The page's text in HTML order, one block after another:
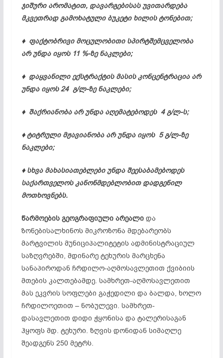
ჯიშური არომატით, დავარგებისას უვითარდება
მკვეთრად გამოხატული ბუკეტი ხილის ტონებით;
♦ ფაქტობრივი მოცულობითი სპირტშემცველობა
არ უნდა იყოს 11 %-ზე ნაკლები;
♦ დაყვანილი ექსტრაქტის მასის კონცენტრაცია არ
უნდა იყოს 24 გ/ლ-ზე ნაკლები;
♦ შაქრიანობა არ უნდა აღემატებოდეს 4 გ/ლ-ს;
♦ ტიტრული მჟავიანობა არ უნდა იყოს 5 გ/ლ-ზე
ნაკლები;
♦ სხვა მახასიათებლები უნდა შეესაბამებოდეს
საქართველოს კანონმდებლობით დად­გე­ნილ
მოთხოვნებს.
წარმოების გეოგრაფიული არეალიდა
ზონებისალხინოს მიკროზონა მდებარეობს
მარტვილის მუნიციპალიტეტის ადმინისტრაციულ
საზღვრებში, მდინარე ტეხურის მარცხენა
სანაპიროდან ჩრდილო-აღმოსავლეთით ქვიბიის
მთების კალთებამდე. სამხრეთ-აღმოსავლეთით
მას ეკვრის სოფლები გაჭედილი და ბალდა, ხოლო
ჩრდილო­ე­თით – ნობულევი. სამხრეთ-
დასავლეთით დიდი ჭყონისა და ტალერისაგან
ჰყოფს მდ. ტეხური. ზღვის დონიდან სიმაღლე
შეადგენს 250 მეტრს.